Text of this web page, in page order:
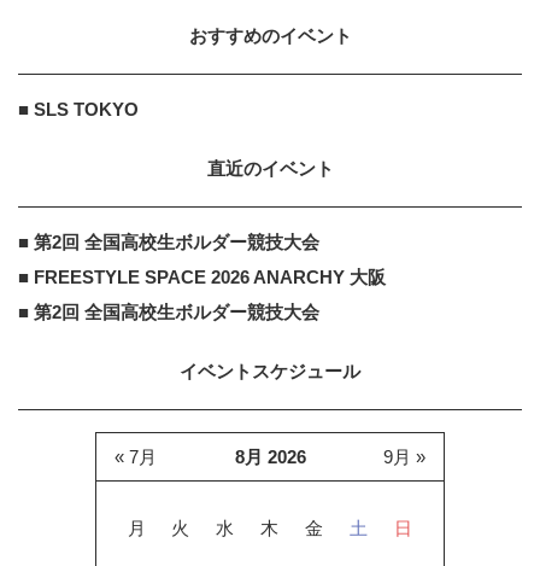
おすすめのイベント
■ SLS TOKYO
直近のイベント
■ 第2回 全国高校生ボルダー競技大会
■ FREESTYLE SPACE 2026 ANARCHY 大阪
■ 第2回 全国高校生ボルダー競技大会
イベントスケジュール
8月 2026
月 火 水 木 金 土 日
« 7月 9月 »